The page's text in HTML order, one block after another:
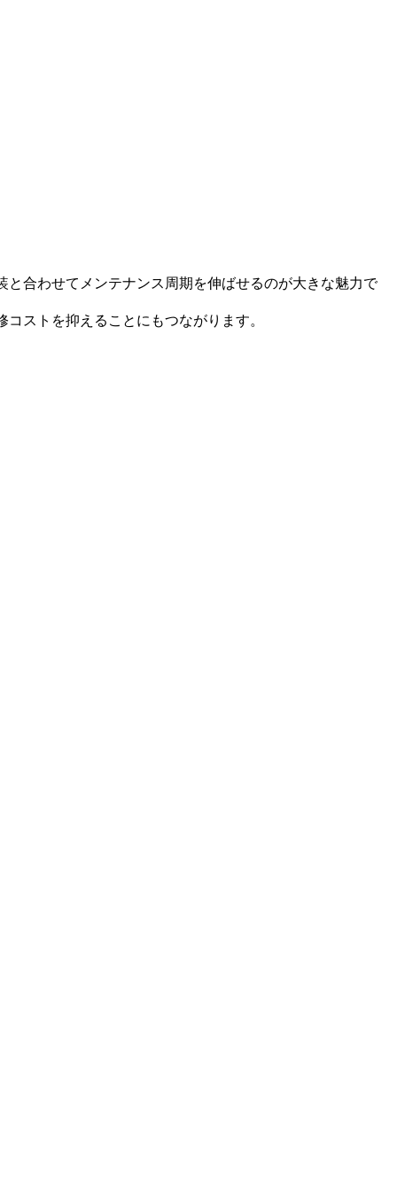
合わせてメンテナンス周期を伸ばせるのが大きな魅力で
ストを抑えることにもつながります。